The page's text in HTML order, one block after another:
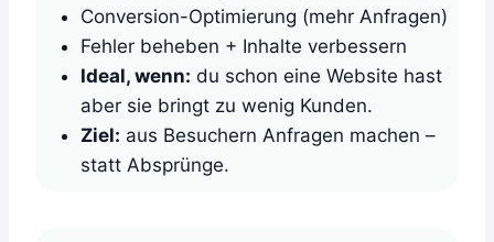
Conversion-Optimierung (mehr Anfragen)
Fehler beheben + Inhalte verbessern
Ideal, wenn: du schon eine Website hast
aber sie bringt zu wenig Kunden.
Ziel: aus Besuchern Anfragen machen –
statt Absprünge.